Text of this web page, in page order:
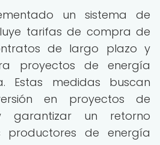
un sistema de
tarifas de compra de
de largo plazo y
proyectos de energía
Estas medidas buscan
en proyectos de
garantizar un retorno
productores de energía